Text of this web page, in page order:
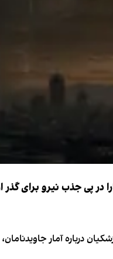
در پی جذب نیرو برای
درباره آمار جاویدنامان،